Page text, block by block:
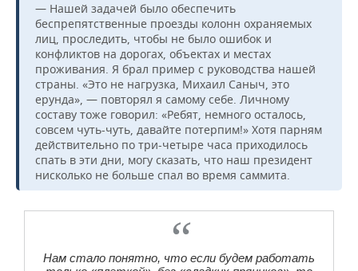
— Нашей задачей было обеспечить
беспрепятственные проезды колонн охраняемых
лиц, проследить, чтобы не было ошибок и
конфликтов на дорогах, объектах и местах
проживания. Я брал пример с руководства нашей
страны. «Это не нагрузка, Михaил Саныч, это
ерунда», — повторял я самому себе. Личному
составу тоже говорил: «Ребят, немного осталось,
совсем чуть-чуть, давайте потерпим!» Хотя парням
действительно по три-четыре часа приходилось
спать в эти дни, могу сказать, что наш президент
нисколько не больше спал во время саммита.
Нам стало понятно, что если будем работать